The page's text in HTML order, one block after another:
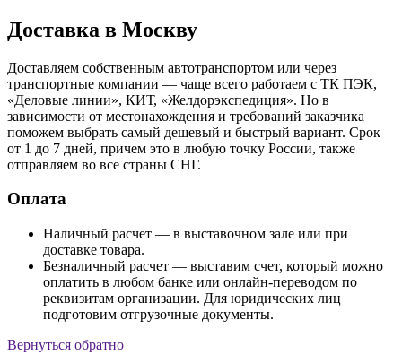
Доставка в Москву
Доставляем собственным автотранспортом или через
транспортные компании — чаще всего работаем с ТК ПЭК,
«Деловые линии», КИТ, «Желдорэкспедиция». Но в
зависимости от местонахождения и требований заказчика
поможем выбрать самый дешевый и быстрый вариант. Срок
от 1 до 7 дней, причем это в любую точку России, также
отправляем во все страны СНГ.
Оплата
Наличный расчет — в выставочном зале или при
доставке товара.
Безналичный расчет — выставим счет, который можно
оплатить в любом банке или онлайн-переводом по
реквизитам организации. Для юридических лиц
подготовим отгрузочные документы.
Вернуться обратно